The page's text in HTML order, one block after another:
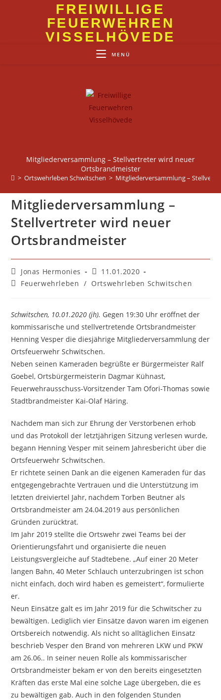
FREIWILLIGE
FEUERWEHREN
VISSELHÖVEDE
MENÜ
Mitgliederversammlung – Stellvertreter wird neuer
Ortsbrandmeister
> Ortswehrleben Schwitschen > Mitgliederversammlung –
Mitgliederversammlung –
Stellvertreter wird neuer
Ortsbrandmeister
Beitrags-
Autor:
Jonas Hermonies
Beitrag
veröffentlicht:
11.01.2020
Beitrags-
Feuerwehrleben / Ortswehrleben Schwitschen
Schwitschen, 10.01.2020 (jh). Gegen 19:30 Uhr eröffnet der
kommissarische und stellvertretende Ortsbrandmeister
Henning Vesper die diesjährige Mitgliederversammlung der
Ortsfeuerwehr Schwitschen.
Neben seinen Kameraden begrüßte er Bürgermeister Ralf
Goebel, Ortsbürgermeisterin Dagmar Kühnast,
Feuerwehrausschuss-Vorsitzender Tam Ofori-Thomas sowie
Stadtbrandmeister Kai-Olaf Häring.
Nachdem man sich zur Ehrung der Verstorbenen erhob
und das Protokoll der letztjährigen Sitzung verlesen wurde,
begann Henning Vesper mit seinem Jahresbericht über die
Ortsfeuerwehr Schwitschen.
Er richtete seinen Dank an die eigenen Kameraden für das
entgegengebrachte Vertrauen und die Unterstützung im
letzten dreiviertel Jahr, nachdem Torben Beutner als
Ortsbrandmeister am 24.04.2019 aus persönlichen
Gründen zurücktrat.
Im Jahr 2019 stellte die Ortswehr zwei Teams bei der
Orientierungsfahrt und organisierte die neuen
Leistungsvergleiche auf Stadtebene. „Auf einer 20 Meter
langen Bahn, 40 Meter Schlauch unterzubringen ist schon
nicht einfach, doch wird haben es gemeistert“, formulierte
er.
Neun Einsätze galt es im Jahr 2019 für die Schwitscher zu
bewältigen. Lediglich vier Einsätze davon waren im eigenen
Ortsbereich notwendig. Als nicht so alltäglichen Einsatz
beschrieb Vesper den Brand von mehreren LKW und PKW
am 26.06.. In seiner neuen Rolle als kommissarischer
Ortsbrandmeister bekam er von den bereits eingesetzten
Kräften das erste Mal eine solche Lage übergeben, die es
zu bewältigen gab. Auch in den folgenden Stunden